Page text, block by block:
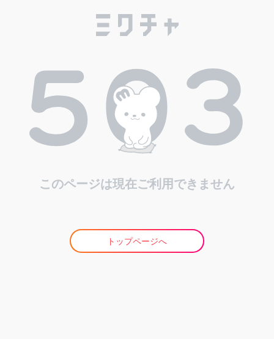
このページは現在ご利用できません